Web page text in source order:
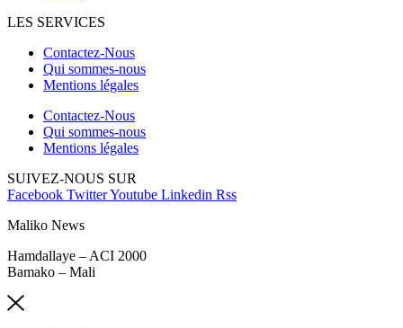
LES SERVICES
Contactez-Nous
Qui sommes-nous
Mentions légales
Contactez-Nous
Qui sommes-nous
Mentions légales
SUIVEZ-NOUS SUR
Facebook TwitterYoutube Linkedin Rss
Maliko News
Hamdallaye – ACI 2000
Bamako – Mali